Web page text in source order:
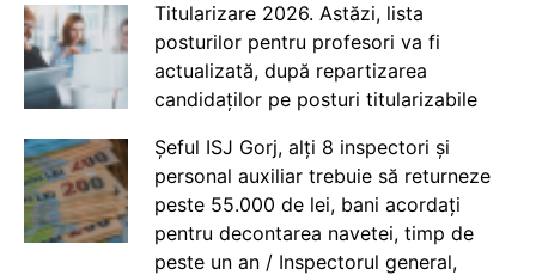
Titularizare 2026. Astăzi, lista
posturilor pentru profesori va fi
actualizată, după repartizarea
candidaților pe posturi titularizabile
Șeful ISJ Gorj, alți 8 inspectori și
personal auxiliar trebuie să returneze
peste 55.000 de lei, bani acordați
pentru decontarea navetei, timp de
peste un an / Inspectorul general,